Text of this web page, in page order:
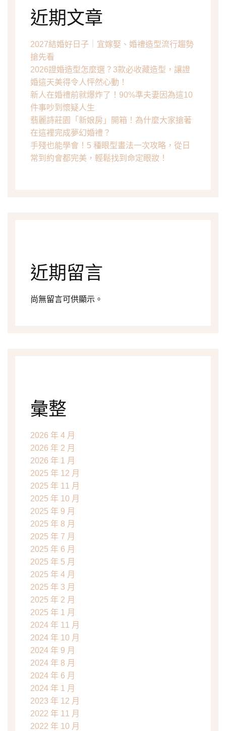
近期文章
2027結婚好日子｜宜嫁娶、婚禮造型流行趨勢
搶先看
2026證婚造型怎麼選？3款必收藏造型，讓證
婚這天美得令人怦然心動！
新人在婚禮前就爆炸了！90%準夫妻因為這10
件事吵到懷疑人生
翡麗詩莊園「新娘房」開箱！為什麼大家搶著
在這裡完成夢幻婚禮？
手殘也能學會！5 種眼型畫法一次攻略，從日
常到約會都完美，輕鬆找到命定眼妝！
近期留言
尚無留言可供顯示。
彙整
2026 年 4 月
2026 年 2 月
2026 年 1 月
2025 年 12 月
2025 年 11 月
2025 年 10 月
2025 年 9 月
2025 年 8 月
2025 年 7 月
2025 年 6 月
2025 年 5 月
2025 年 4 月
2025 年 3 月
2025 年 2 月
2025 年 1 月
2024 年 11 月
2024 年 10 月
2024 年 9 月
2024 年 8 月
2024 年 6 月
2024 年 1 月
2023 年 12 月
2022 年 11 月
2022 年 10 月